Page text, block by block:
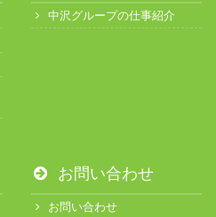
中沢グループの仕事紹介
お問い合わせ
お問い合わせ